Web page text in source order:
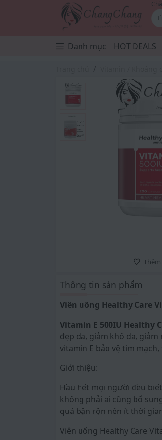
Danh mục HOT DEALS
Thông tin sản phẩm
Viên uống Healthy Care
Vitamin E 500IU Healthy
đẹp da, giảm khô da,
vitamin E bảo vệ tim
Giới thiệu:
Hầu hết mọi người đều
không phải ai cũng bổ
quá bận rộn nên ít thời
Viên uống Healthy Care